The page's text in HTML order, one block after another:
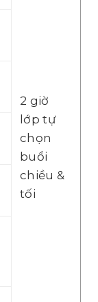
2 giờ
lớp tự
chọn
buổi
chiều &
tối